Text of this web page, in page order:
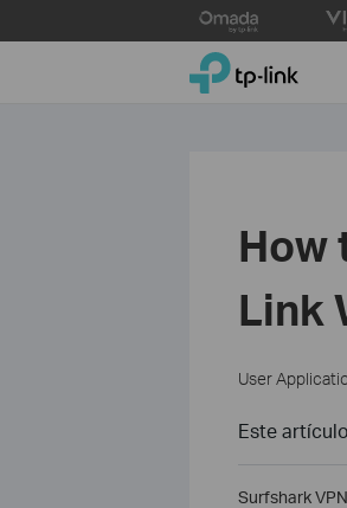
to
TP-Link, Reliably
How
Link
User
Este
Surfshark